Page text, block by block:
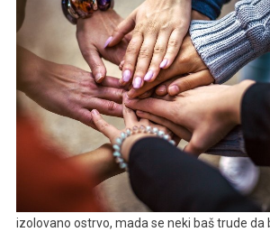
izolovano ostrvo, mada se neki baš trude da